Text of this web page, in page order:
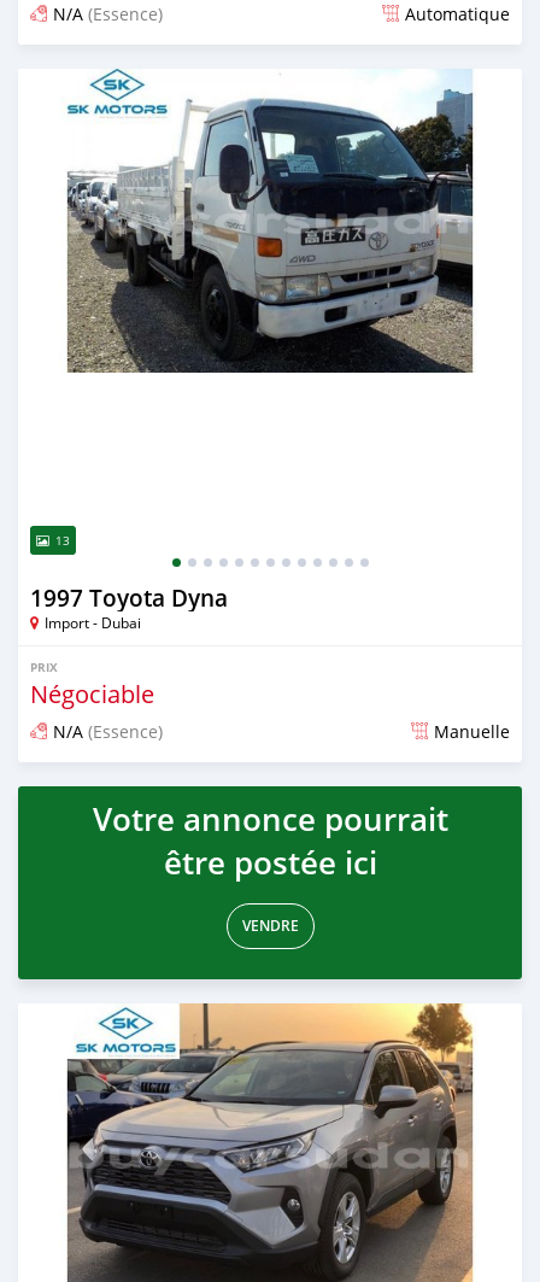
N/A (Essence) Automatique
Publié il y a presque 6 ans
13
1997 Toyota Dyna
Import - Dubai
PRIX
Négociable
N/A (Essence) Manuelle
Publié il y a presque 6 ans
Votre annonce pourrait
être postée ici
VENDRE